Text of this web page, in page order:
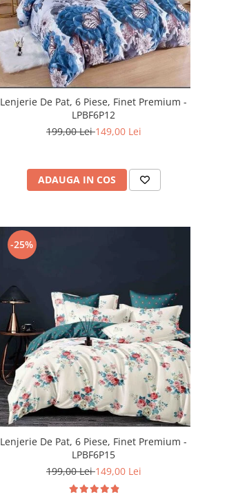
Lenjerie De Pat, 6 Piese, Finet Premium -
LPBF6P12
199,00 Lei149,00 Lei
ADAUGA IN COS
-25%
Lenjerie De Pat, 6 Piese, Finet Premium -
LPBF6P15
199,00 Lei149,00 Lei